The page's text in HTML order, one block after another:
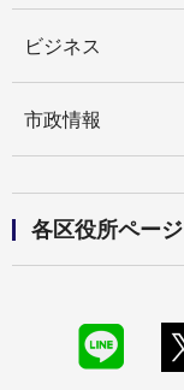
ビジネス
市政情報
各区役所ページ